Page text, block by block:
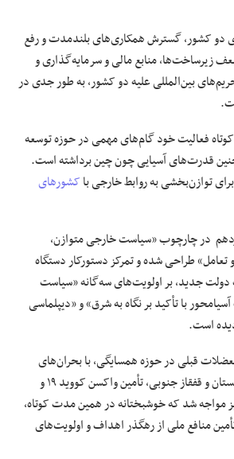
دو کشور، گسترش همکاری‌های بلندمدت و رفع
زیرساخت‌ها، منابع مالی و سرمایه‌گذاری و
بین‌المللی علیه دو کشور، به طور جدی در
فعالیت خود گام‌های مهمی در حوزه توسعه
قدرت‌های آسیایی چون چین برداشته است.
برای توازن‌بخشی به روابط خارجی باکشورهای
در چارچوب «سیاست خارجی متوازن،
تعامل» طراحی شده و تمرکز دستورکار دستگاه
دولت جدید، بر اولویت‌های سه‌گانه «سیاست
با تأکید بر نگاه به شرق» و «دیپلماسی
است.
قبلی در حوزه همسایگی، با بحران‌های
جدیدی در خصوص افغانستان و قفقاز جنوبی، تأمین واکسن کووید ۱۹ و
مواجه شد که خوشبختانه در همین مدت کوتاه،
منافع ملی از رهگذر اهداف و اولویت‌های